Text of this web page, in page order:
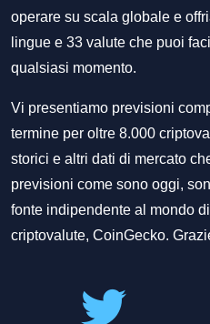
operare su scala globale e
lingue e 33 valute che puoi
qualsiasi momento.
Vi presentiamo previsioni
termine per oltre 8.000
storici e altri dati di mercato
previsioni come sono oggi,
fonte indipendente al mondo
criptovalute, CoinGecko.